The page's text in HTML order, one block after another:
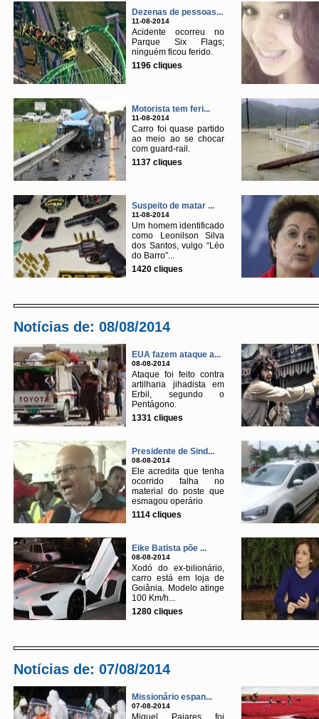
Dezenas de pessoas...
11-08-2014
Acidente ocorreu no
Parque Six Flags;
ninguém ficou ferido.
1196 cliques
Motorista tem feri...
11-08-2014
Carro foi quase partido
ao meio ao se chocar
com guard-rail.
1137 cliques
Suspeito de matar ...
11-08-2014
Um homem identificado
como Leonilson Silva
dos Santos, vulgo “Léo
do Barro”...
1420 cliques
Notícias de: 08/08/2014
EUA fazem ataque a...
08-08-2014
Ataque foi feito contra
artilharia jihadista em
Erbil, segundo o
Pentágono.
1331 cliques
Presidente de Sind...
08-08-2014
Ele acredita que tenha
ocorrido falha no
material do poste que
esmagou operário
1114 cliques
Eike Batista põe ...
08-08-2014
Xodó do ex-bilionário,
carro está em loja de
Goiânia. Modelo atinge
100 Km/h...
1280 cliques
Notícias de: 07/08/2014
Missionário espan...
07-08-2014
Miguel Pajares foi